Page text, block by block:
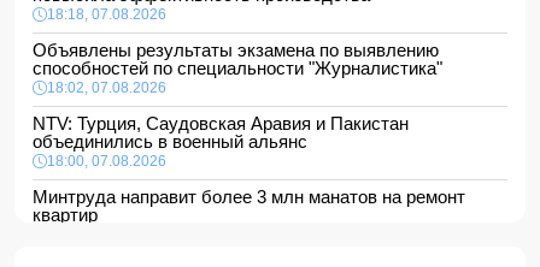
18:18, 07.08.2026
Объявлены результаты экзамена по выявлению
способностей по специальности "Журналистика"
18:02, 07.08.2026
NTV: Турция, Саудовская Аравия и Пакистан
объединились в военный альянс
18:00, 07.08.2026
Минтруда направит более 3 млн манатов на ремонт
квартир